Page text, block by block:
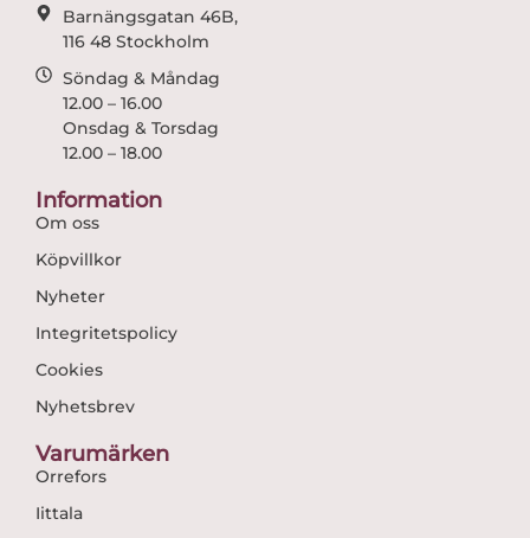
Barnängsgatan 46B,
116 48 Stockholm
Söndag & Måndag
12.00 – 16.00
Onsdag & Torsdag
12.00 – 18.00
Information
Om oss
Köpvillkor
Nyheter
Integritetspolicy
Cookies
Nyhetsbrev
Varumärken
Orrefors
Iittala